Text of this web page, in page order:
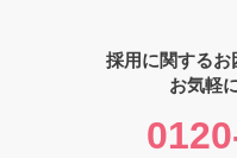
採用に関するお
お気軽